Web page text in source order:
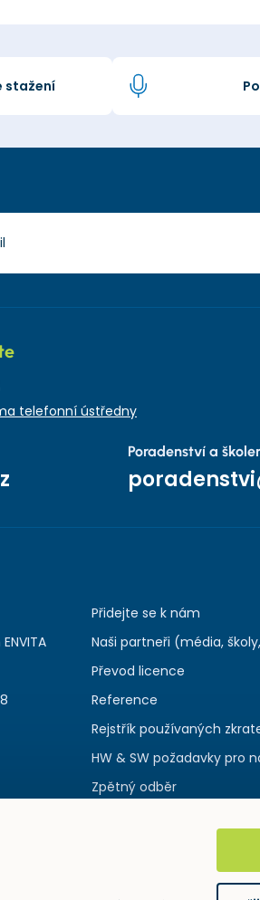
stažení
telefonní ústředny
Poradenství a
Přidejte se k nám
Naši partneři (média,
Převod licence
Reference
Rejstřík používaných
HW & SW požadavky pro
Zpětný odběr